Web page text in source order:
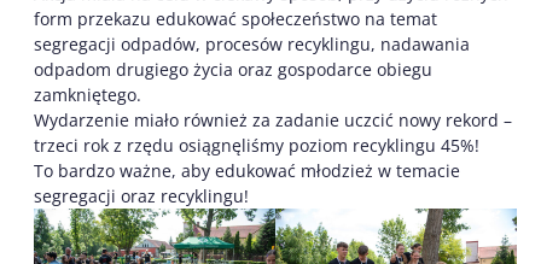
form przekazu edukować społeczeństwo na temat
segregacji odpadów, procesów recyklingu, nadawania
odpadom drugiego życia oraz gospodarce obiegu
zamkniętego.
Wydarzenie miało również za zadanie uczcić nowy rekord –
trzeci rok z rzędu osiągnęliśmy poziom recyklingu 45%!
To bardzo ważne, aby edukować młodzież w temacie
segregacji oraz recyklingu!